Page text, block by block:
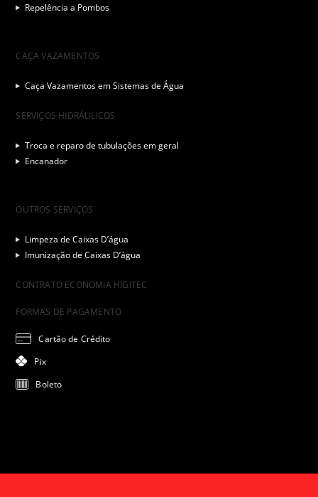
Repelência a Pombos
CAÇA VAZAMENTOS
Caça Vazamentos em Sistemas de Água
SERVIÇOS HIDRÁULICOS
Troca e reparo de tubulações em geral
Encanador
OUTROS SERVIÇOS
Limpeza de Caixas D’água
Imunização de Caixas D’água
CONTRATO ECONOMIA HIGITEC
FORMAS DE PAGAMENTO
Cartão de Crédito
Pix
Boleto